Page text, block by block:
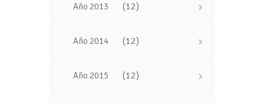
Año 2013 (12)
Año 2014 (12)
Año 2015 (12)